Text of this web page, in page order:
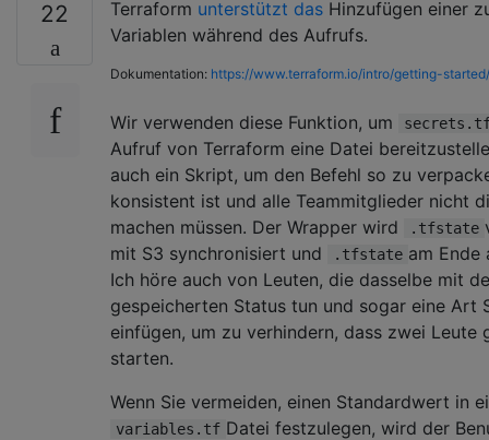
22 Terraform unterstützt das Hinzufügen einer
Variablen während des Aufrufs.
Dokumentation: https://www.terraform.io/intro/getting-
Wir verwenden diese Funktion, um
Aufruf von Terraform eine Datei
auch ein Skript, um den Befehl so zu
konsistent ist und alle Teammitglieder nicht
machen müssen. Der Wrapper wird
.tfstate
mit S3 synchronisiert und
.tfstate am Ende
Ich höre auch von Leuten, die dasselbe mit
gespeicherten Status tun und sogar eine Art
einfügen, um zu verhindern, dass zwei Leute
starten.
Wenn Sie vermeiden, einen Standardwert in
variables.tf Datei festzulegen, wird der